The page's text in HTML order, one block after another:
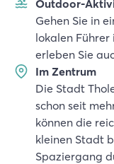
Outdoor-
Gehen Sie in
lokalen
erleben Sie
Im Zentrum
Die Stadt
schon seit
können die
kleinen Stadt
Spaziergang